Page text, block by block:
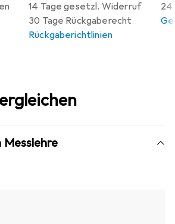
14 Tage gesetzl. Widerruf
30 Tage Rückgaberecht
Rückgaberichtlinien
24